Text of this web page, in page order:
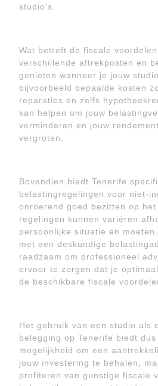
studio’s.
Wat betreft de fiscale
verschillende aftrekposten en
genieten wanneer je jouw
bijvoorbeeld bepaalde kosten
reparaties en zelfs
kan helpen om jouw
verminderen en jouw
vergroten.
Bovendien biedt Tenerife
belastingregelingen voor niet-
onroerend goed bezitten op het
regelingen kunnen variëren
persoonlijke situatie en moeten
met een deskundige
raadzaam om professioneel
ervoor te zorgen dat je
de beschikbare fiscale
Het gebruik van een studio als
belegging op Tenerife biedt
mogelijkheid om een
jouw investering te behalen,
profiteren van gunstige fiscale